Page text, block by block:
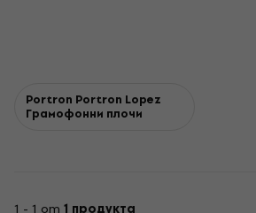
Portron Portron Lopez
Грамофонни плочи
1 - 1 от 1 продукта